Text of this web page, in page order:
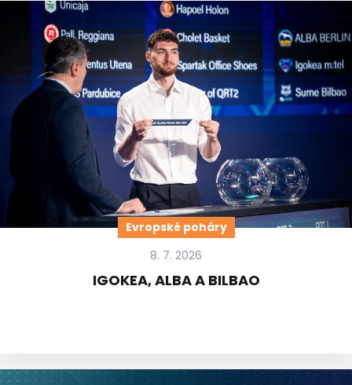
Evropské poháry
8. 7. 2026
IGOKEA, ALBA A BILBAO